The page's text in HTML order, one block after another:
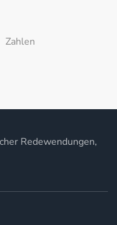
Zahlen
Redewendungen,